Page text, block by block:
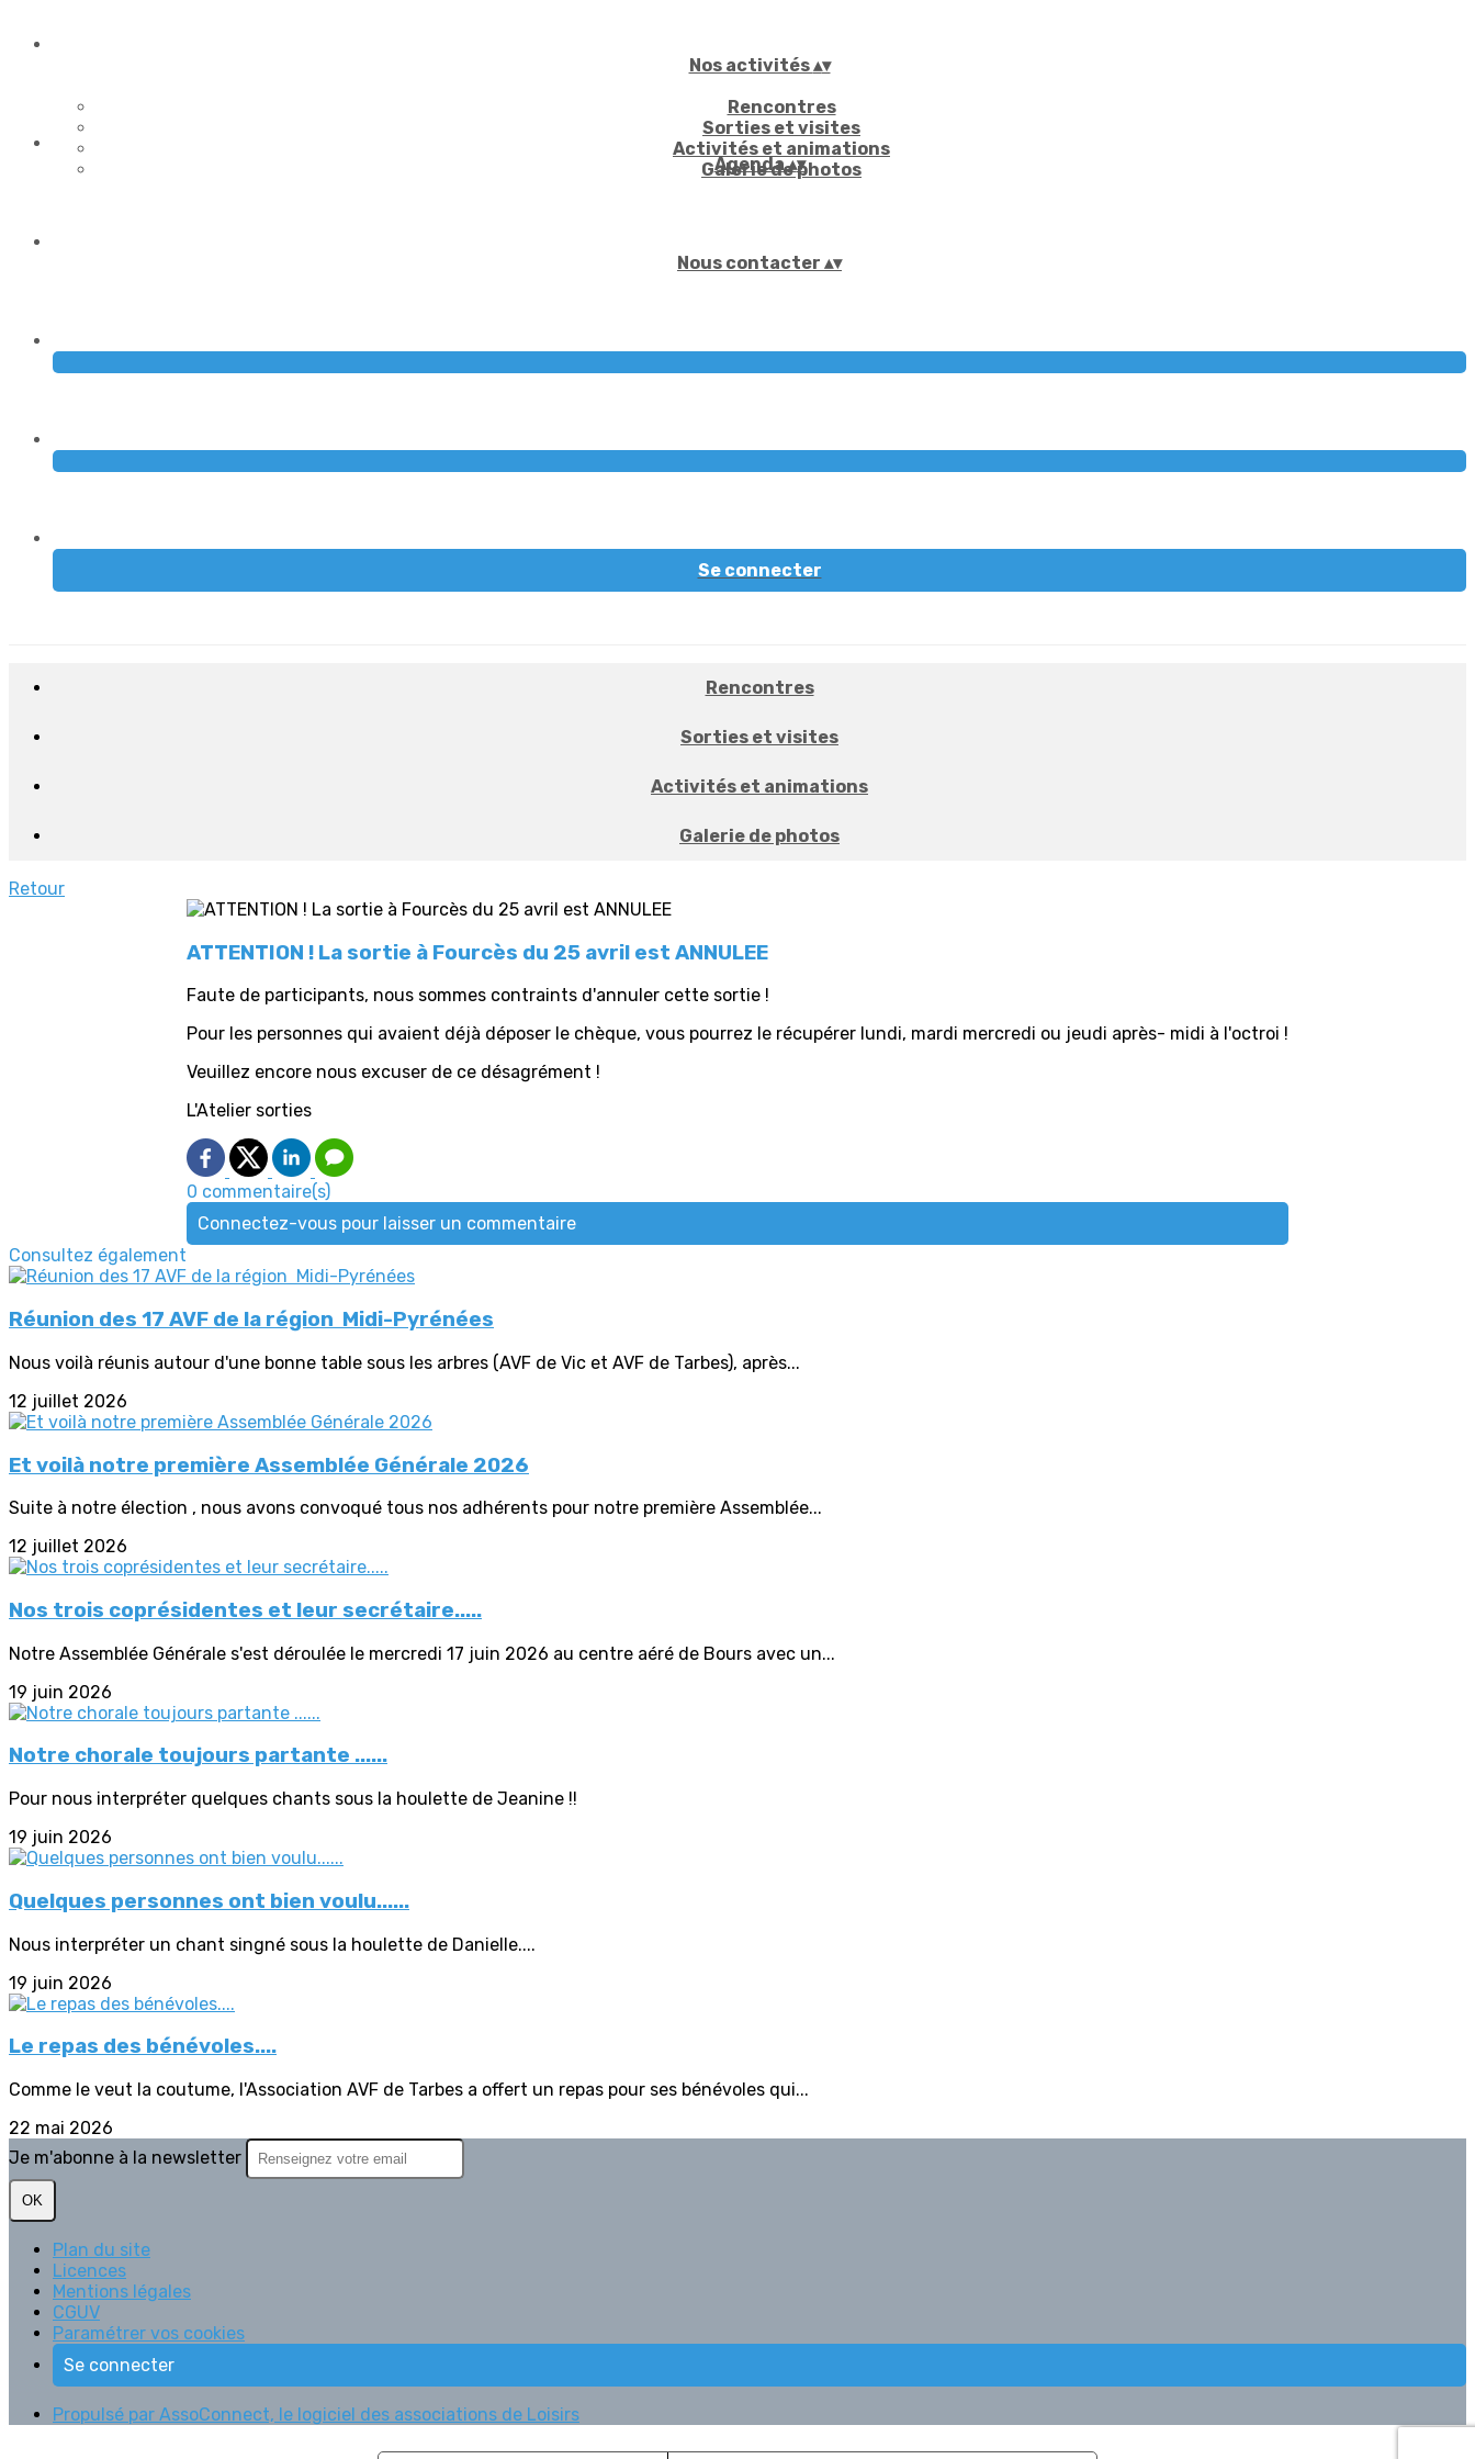
Nos activités▴▾
Rencontres
Sorties et visites
Activités et animations
Galerie de photos
Agenda▴▾
Nous contacter ▴▾
Se connecter
Rencontres
Sorties et visites
Activités et animations
Galerie de photos
Retour
ATTENTION ! La sortie à Fourcès du 25 avril est ANNULEE
Faute de participants, nous sommes contraints d'annuler cette sortie !
Pour les personnes qui avaient déjà déposer le chèque, vous pourrez le récupérer lundi, mardi mercredi ou jeudi après- midi à l'octroi !
Veuillez encore nous excuser de ce désagrément !
L'Atelier sorties
0 commentaire(s)
Connectez-vous pour laisser un commentaire
Consultez également
Réunion des 17 AVF de la région Midi-Pyrénées
Nous voilà réunis autour d'une bonne table sous les arbres (AVF de Vic et AVF de Tarbes), après...
12 juillet 2026
Et voilà notre première Assemblée Générale 2026
Suite à notre élection , nous avons convoqué tous nos adhérents pour notre première Assemblée...
12 juillet 2026
Nos trois coprésidentes et leur secrétaire.....
Notre Assemblée Générale s'est déroulée le mercredi 17 juin 2026 au centre aéré de Bours avec un...
19 juin 2026
Notre chorale toujours partante ......
Pour nous interpréter quelques chants sous la houlette de Jeanine !!
19 juin 2026
Quelques personnes ont bien voulu......
Nous interpréter un chant singné sous la houlette de Danielle....
19 juin 2026
Le repas des bénévoles....
Comme le veut la coutume, l'Association AVF de Tarbes a offert un repas pour ses bénévoles qui...
22 mai 2026
Je m'abonne à la newsletter
OK
Plan du site
Licences
Mentions légales
CGUV
Paramétrer vos cookies
Se connecter
Propulsé par AssoConnect, le logiciel des associations de Loisirs